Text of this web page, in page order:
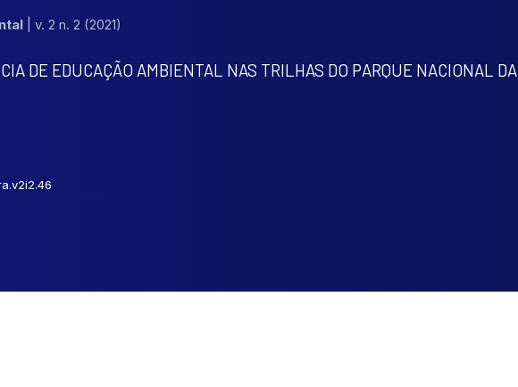
v. 2 n. 2 (2021)
DE EDUCAÇÃO AMBIENTAL NAS TRILHAS DO PARQUE NACIONAL DA